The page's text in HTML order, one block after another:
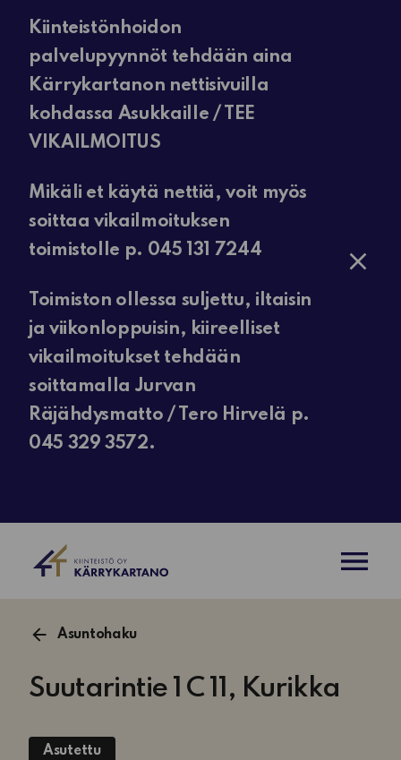
Kiinteistönhoidon
palvelupyynnöt tehdään aina
Kärrykartanon nettisivuilla
kohdassa Asukkaille / TEE
VIKAILMOITUS
Mikäli et käytä nettiä, voit myös
soittaa vikailmoituksen
toimistolle p. 045 131 7244
Toimiston ollessa suljettu, iltaisin
ja viikonloppuisin, kiireelliset
vikailmoitukset tehdään
soittamalla Jurvan
Räjähdysmatto / Tero Hirvelä p.
045 329 3572.
Asuntohaku
Suutarintie 1 C 11, Kurikka
Asutettu